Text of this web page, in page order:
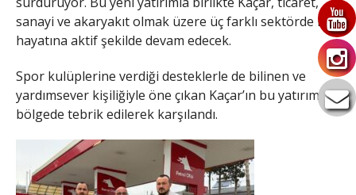
sanayi ve akaryakıt olmak üzere üç farklı sektörde iş
hayatına aktif şekilde devam edecek.
Spor kulüplerine verdiği desteklerle de bilinen ve
yardımsever kişiliğiyle öne çıkan Kaçar’ın bu yatırımı,
bölgede tebrik edilerek karşılandı.